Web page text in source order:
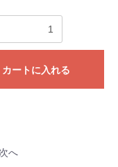
カートに入れる
次へ